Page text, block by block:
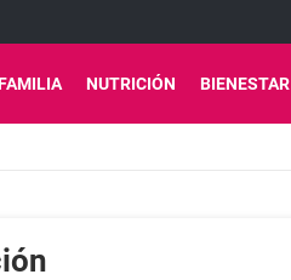
NUTRICIÓN BIENESTAR